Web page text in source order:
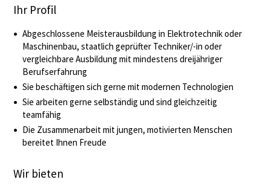
Ihr Profil
Abgeschlossene Meisterausbildung in Elektrotechnik oder
Maschinenbau, staatlich geprüfter Techniker/-in oder
vergleichbare Ausbildung mit mindestens dreijähriger
Berufserfahrung
Sie beschäftigen sich gerne mit modernen Technologien
Sie arbeiten gerne selbständig und sind gleichzeitig
teamfähig
Die Zusammenarbeit mit jungen, motivierten Menschen
bereitet Ihnen Freude
Wir bieten